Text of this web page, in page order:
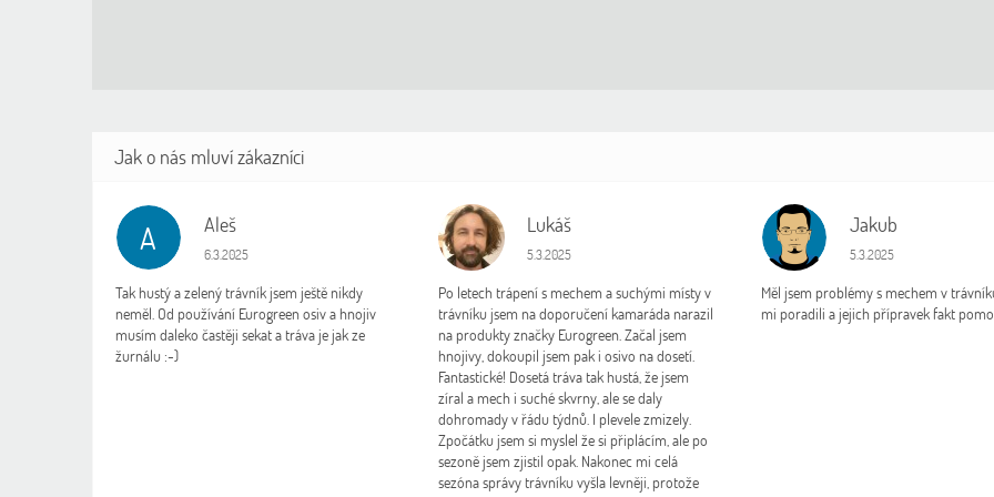
A Aleš
Hodnocení obchodu je 5 z 5 hvězdiček.
6.3.2025
Tak hustý a zelený trávník jsem ještě nikdy
neměl. Od používání Eurogreen osiv a hnojiv
musím daleko častěji sekat a tráva je jak ze
žurnálu :-)
L Lukáš
Hodnocení obchodu je 5 z 5 hvězdiček.
5.3.2025
Po letech trápení s mechem a suchými místy v
trávníku jsem na doporučení kamaráda narazil
na produkty značky Eurogreen. Začal jsem
hnojivy, dokoupil jsem pak i osivo na dosetí.
Fantastické! Dosetá tráva tak hustá, že jsem
zíral a mech i suché skvrny, ale se daly
dohromady v řádu týdnů. I plevele zmizely.
Zpočátku jsem si myslel že si připlácím, ale po
sezoně jsem zjistil opak. Nakonec mi celá
sezóna správy trávníku vyšla levněji, protože
J Jakub
Hodnocení obchodu je 5
5.3.2025
Měl jsem problémy s mechem v
mi poradili a jejich přípravek fakt